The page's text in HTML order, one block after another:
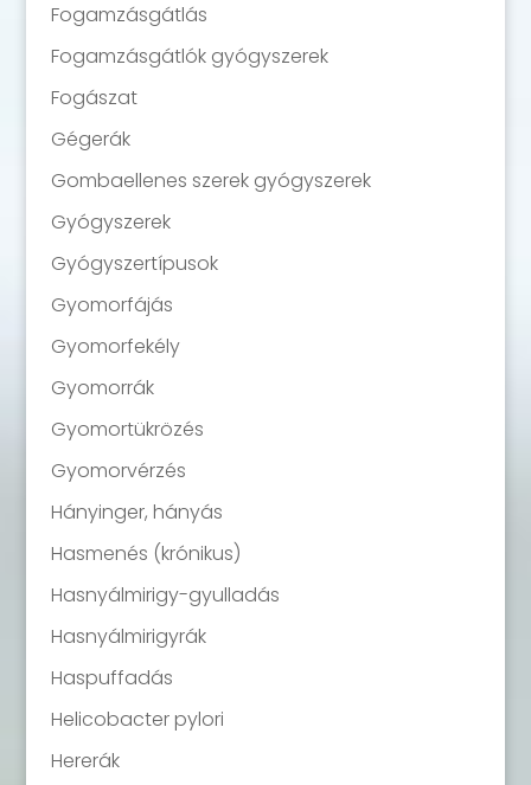
Fogamzásgátlás
Fogamzásgátlók gyógyszerek
Fogászat
Gégerák
Gombaellenes szerek gyógyszerek
Gyógyszerek
Gyógyszertípusok
Gyomorfájás
Gyomorfekély
Gyomorrák
Gyomortükrözés
Gyomorvérzés
Hányinger, hányás
Hasmenés (krónikus)
Hasnyálmirigy-gyulladás
Hasnyálmirigyrák
Haspuffadás
Helicobacter pylori
Hererák